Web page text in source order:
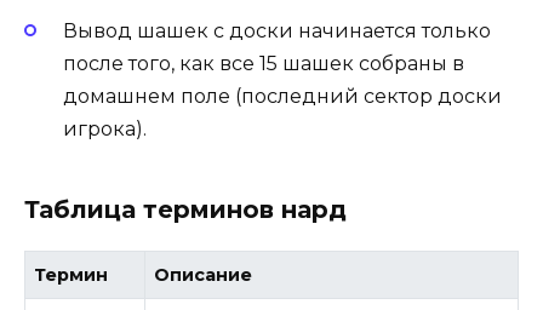
Вывод шашек с доски начинается только
после того, как все 15 шашек собраны в
домашнем поле (последний сектор доски
игрока).
Таблица терминов нард
Термин Описание